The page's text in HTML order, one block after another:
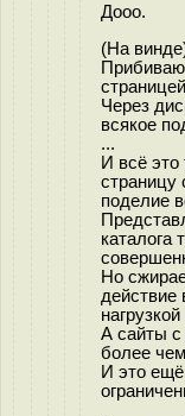
Дооо.
(На
Через
всякое
...
И всё это
страницу
поделие
каталога
Но
действие
А сайты с
более
И это